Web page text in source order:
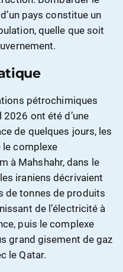
pays constitue un
quelle que soit
pétrochimiques
ont été d’une
de quelques jours, les
complexe
à Mahshahr, dans le
iraniens décrivaient
de tonnes de produits
de l’électricité à
puis le complexe
grand gisement de gaz
le Qatar.